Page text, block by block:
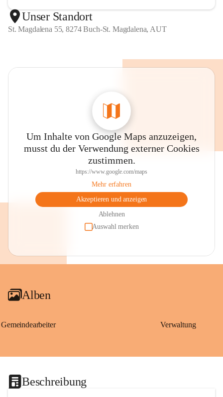
Unser Standort
St. Magdalena 55, 8274 Buch-St. Magdalena, AUT
Um Inhalte von Google Maps anzuzeigen,
musst du der Verwendung externer Cookies
zustimmen.
https://www.google.com/maps
Mehr erfahren
Akzeptieren und anzeigen
Ablehnen
Auswahl merken
Alben
Gemeindearbeiter Verwaltung
Beschreibung